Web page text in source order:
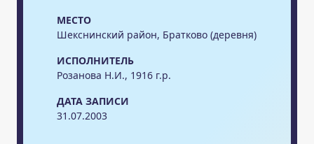
МЕСТО
Шекснинский район, Братково (деревня)
ИСПОЛНИТЕЛЬ
Розанова Н.И., 1916 г.р.
ДАТА ЗАПИСИ
31.07.2003